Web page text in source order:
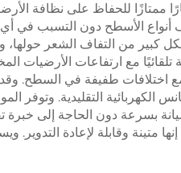
للحفاظ على نظافة
أنواع الأسطح دون التسبب
كبير من التفاف الشعر
مع ارتفاعات الأرضيات
مع اختلافات طفيفة في
الكهربائية التقليدية.
بسرعة دون الحاجة إلى
متينة وقابلة لإعادة